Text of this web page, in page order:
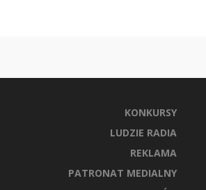
KONKURSY
LUDZIE RADIA
REKLAMA
PATRONAT MEDIALNY